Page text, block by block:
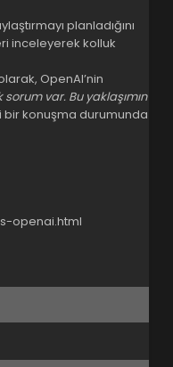
planladığını
inceleyerek kolluk
OpenAI’nin
sorum var. Bu yaklaşımın
bir konuşma durumunda
openai.html